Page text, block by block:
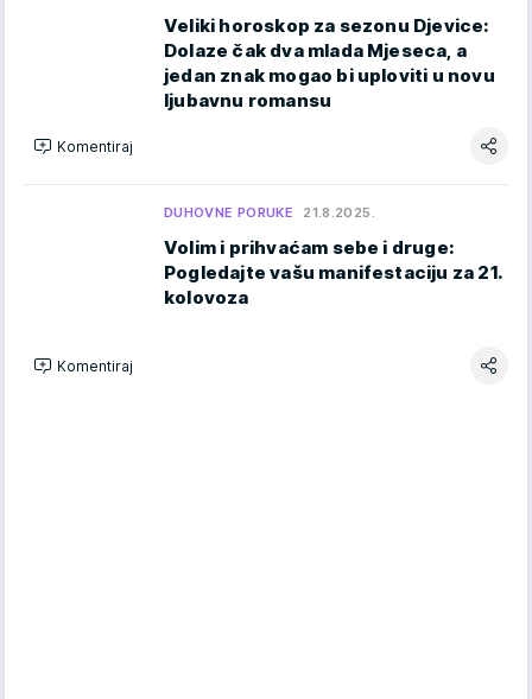
Veliki horoskop za sezonu Djevice:
Dolaze čak dva mlada Mjeseca, a
jedan znak mogao bi uploviti u novu
ljubavnu romansu
Komentiraj
DUHOVNE PORUKE 21.8.2025.
Volim i prihvaćam sebe i druge:
Pogledajte vašu manifestaciju za 21.
kolovoza
Komentiraj